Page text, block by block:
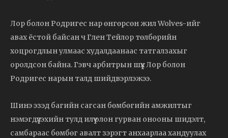
Лор болон Родригес нар өнгөрсөн жил Wolves-ийг
авах ёстой байсан ч Глен Тейлор төлбөрийн
хоцрогдлын улмаас худалдаанаас татгалзахыг
оролдсон байна. Гэвч арбитрын шүүх Лор болон
Родригес нарын талд шийдвэрлэжээ.
Шинэ эзэд багийн сагсан бөмбөгийн амжилтыг
нэмэгдүүлэхийн тулд илүү олон гурван онооны шидэлт,
самбараас бөмбөг авалт зэрэгт анхаарлаа хандуулах